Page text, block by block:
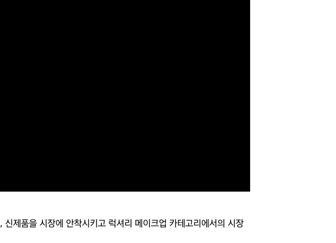
, 신제품을 시장에 안착시키고 럭셔리 메이크업 카테고리에서의 시장